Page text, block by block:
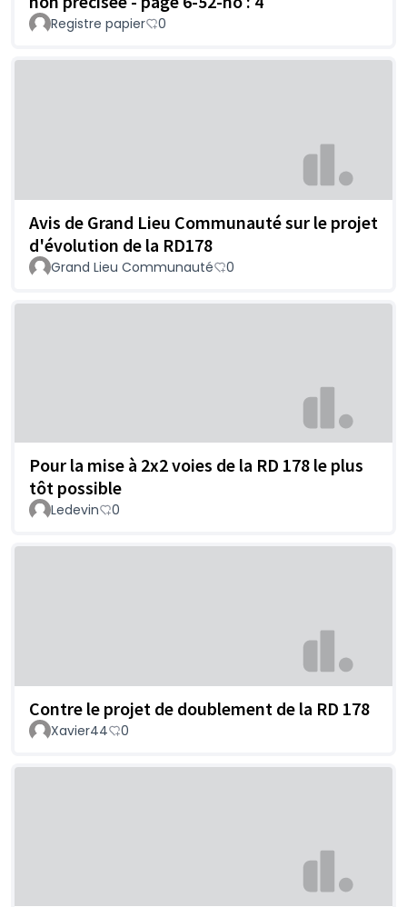
Registre papier 0
Avis de Grand Lieu Communauté sur le projet
d'évolution de la RD178
Grand Lieu Communauté 0
Pour la mise à 2x2 voies de la RD 178 le plus
tôt possible
Ledevin 0
Contre le projet de doublement de la RD 178
Xavier44 0